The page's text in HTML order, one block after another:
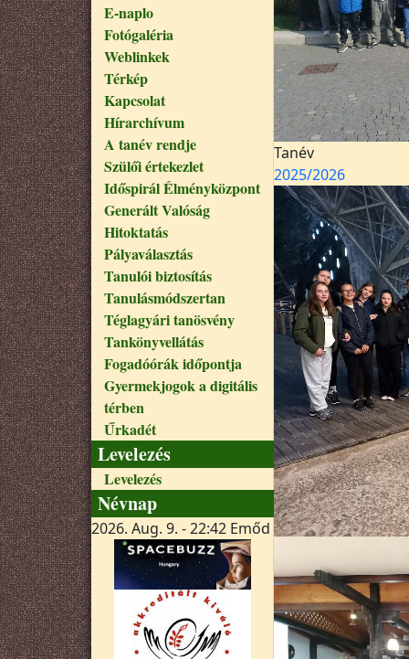
E-naplo
Fotógaléria
Weblinkek
Térkép
Kapcsolat
Hírarchívum
A tanév rendje
Szülői értekezlet
Időspirál Élményközpont
Generált Valóság
Hitoktatás
Pályaválasztás
Tanulói biztosítás
Tanulásmódszertan
Téglagyári tanösvény
Tankönyvellátás
Fogadóórák időpontja
Gyermekjogok a digitális
térben
Űrkadét
Levelezés
Levelezés
Névnap
2026. Aug. 9. - 22:42 Emőd
Tanév
2025/2026